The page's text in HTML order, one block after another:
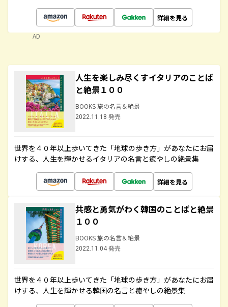
詳細を見る
AD
人生を楽しみ尽くすイタリアのことば
と絶景１００
BOOKS 旅の名言＆絶景
2022.11.18 発売
世界を４０年以上歩いてきた「地球の歩き方」があなたにお届
けする、人生を輝かせるイタリアの名言と癒やしの絶景集
詳細を見る
共感と勇気がわく韓国のことばと絶景
１００
BOOKS 旅の名言＆絶景
2022.11.04 発売
世界を４０年以上歩いてきた「地球の歩き方」があなたにお届
けする、人生を輝かせる韓国の名言と癒やしの絶景集